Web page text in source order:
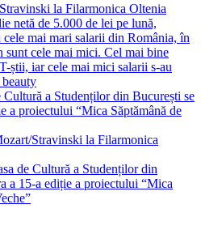
la Filarmonica Oltenia
netă de 5.000 de lei pe lună,
mai mari salarii din România, în
sunt cele mai mici. Cel mai bine
știi, iar cele mai mici salarii s-au
Cultură a Studenților din București se
a proiectului “Mica Săptămână de
Stravinski la Filarmonica
de Cultură a Studenților din
a 15-a ediție a proiectului “Mica